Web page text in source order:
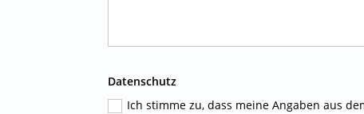
Datenschutz
Ich stimme zu, dass meine Angaben aus